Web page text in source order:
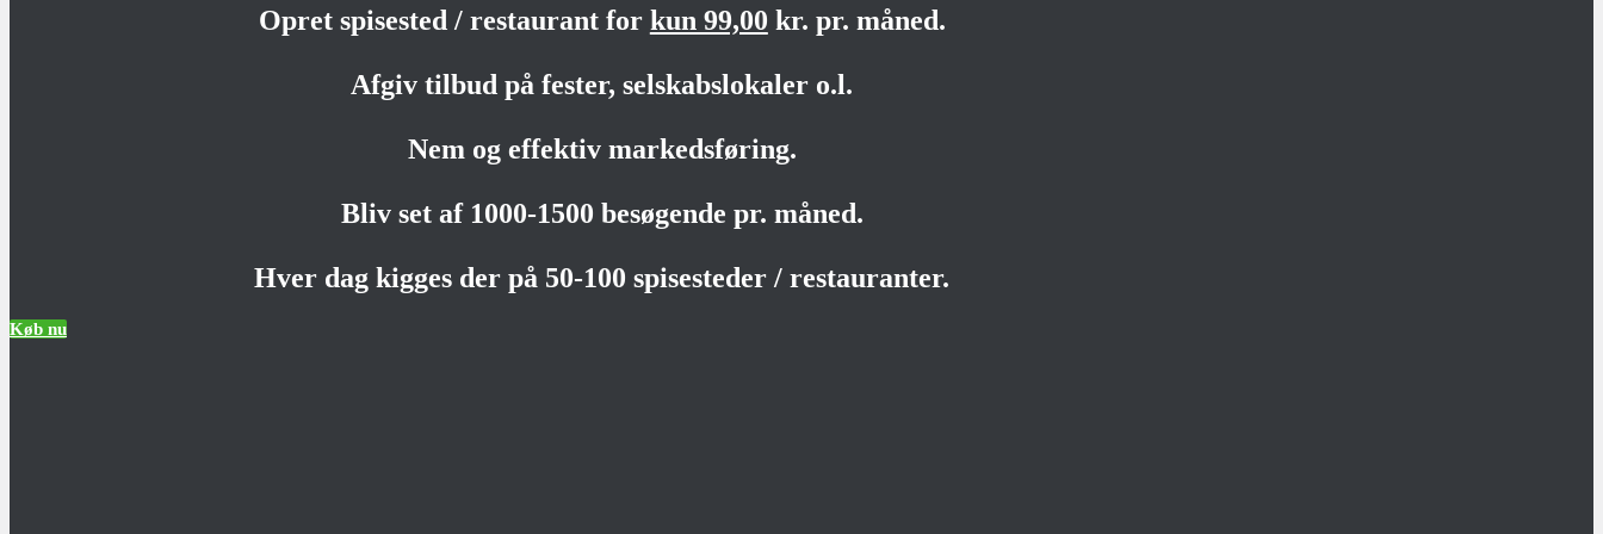
Opret spisested / restaurant for kun 99,00 kr. pr. måned.
Afgiv tilbud på fester, selskabslokaler o.l.
Nem og effektiv markedsføring.
Bliv set af 1000-1500 besøgende pr. måned.
Hver dag kigges der på 50-100 spisesteder / restauranter.
Køb nu